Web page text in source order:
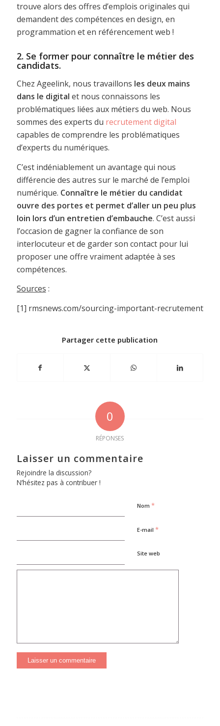
trouve alors des offres d’emplois originales qui
demandent des compétences en design, en
programmation et en référencement web !
2. Se former pour connaître le métier des
candidats.
Chez Ageelink, nous travaillons les deux mains
dans le digital et nous connaissons les
problématiques liées aux métiers du web. Nous
sommes des experts du recrutement digital
capables de comprendre les problématiques
d’experts du numériques.
C’est indéniablement un avantage qui nous
différencie des autres sur le marché de l’emploi
numérique. Connaître le métier du candidat
ouvre des portes et permet d’aller un peu plus
loin lors d’un entretien d’embauche. C’est aussi
l’occasion de gagner la confiance de son
interlocuteur et de garder son contact pour lui
proposer une offre vraiment adaptée à ses
compétences.
Sources :
[1] rmsnews.com/sourcing-important-recrutement
Partager cette publication
0
RÉPONSES
Laisser un commentaire
Rejoindre la discussion?
N’hésitez pas à contribuer !
Nom *
E-mail *
Site web